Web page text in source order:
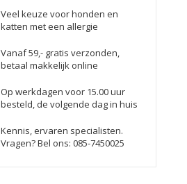
Veel keuze voor honden en
katten met een allergie
Vanaf 59,- gratis verzonden,
betaal makkelijk online
Op werkdagen voor 15.00 uur
besteld, de volgende dag in huis
Kennis, ervaren specialisten.
Vragen? Bel ons: 085-7450025